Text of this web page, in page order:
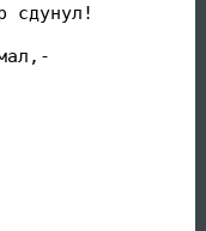
сдунул!